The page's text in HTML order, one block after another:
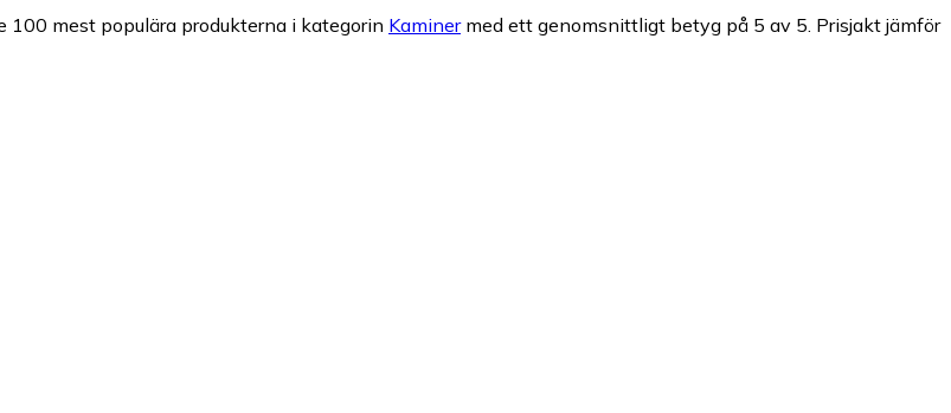
100 mest populära produkterna i kategorin Kaminermed ett genomsnittligt betyg på 5 av 5. Prisjakt jämför